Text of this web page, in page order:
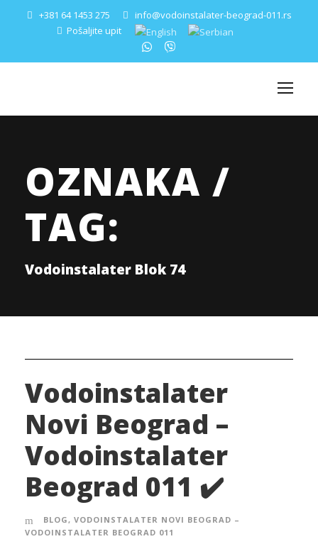
+381 64 1453 275
info@vodoinstalater-beograd-011.rs
Pošaljite upit
OZNAKA /
TAG:
Vodoinstalater Blok 74
Vodoinstalater
Novi Beograd –
Vodoinstalater
Beograd 011 ✔️
BLOG, VODOINSTALATER NOVI BEOGRAD –
VODOINSTALATER BEOGRAD 011